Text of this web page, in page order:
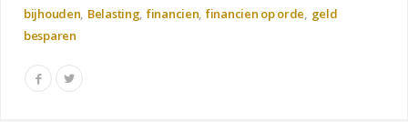
bijhouden Belasting financien financien op orde geld
besparen